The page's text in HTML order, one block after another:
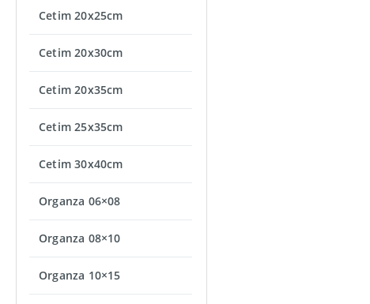
Cetim 20x25cm
Cetim 20x30cm
Cetim 20x35cm
Cetim 25x35cm
Cetim 30x40cm
Organza 06×08
Organza 08×10
Organza 10×15